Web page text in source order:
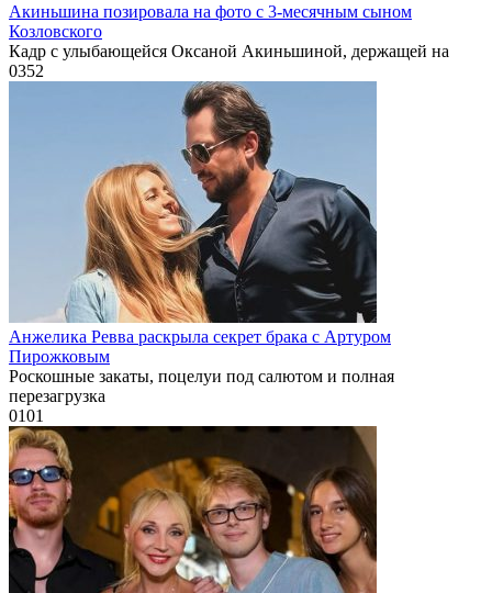
Акиньшина позировала на фото с 3-месячным сыном
Козловского
Кадр с улыбающейся Оксаной Акиньшиной, держащей на
0352
Анжелика Ревва раскрыла секрет брака с Артуром
Пирожковым
Роскошные закаты, поцелуи под салютом и полная
перезагрузка
0101